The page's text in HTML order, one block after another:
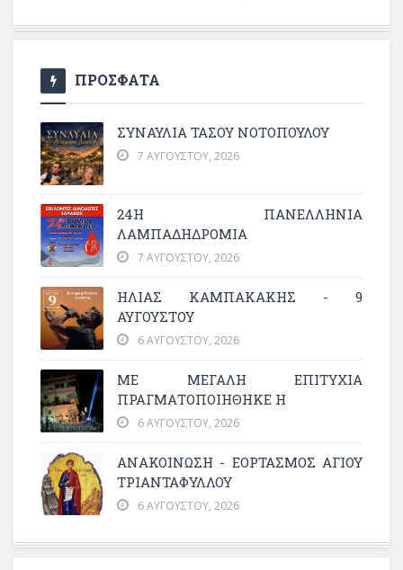
ΠΡΟΣΦΑΤΑ
ΣΥΝΑΥΛΙΑ ΤΑΣΟΥ ΝΟΤΟΠΟΥΛΟΥ
7 ΑΥΓΟΎΣΤΟΥ, 2026
24Η ΠΑΝΕΛΛΗΝΙΑ
ΛΑΜΠΑΔΗΔΡΟΜΙΑ
7 ΑΥΓΟΎΣΤΟΥ, 2026
ΗΛΙΑΣ ΚΑΜΠΑΚΑΚΗΣ - 9
ΑΥΓΟΥΣΤΟΥ
6 ΑΥΓΟΎΣΤΟΥ, 2026
ΜΕ ΜΕΓΆΛΗ ΕΠΙΤΥΧΊΑ
ΠΡΑΓΜΑΤΟΠΟΙΉΘΗΚΕ Η
6 ΑΥΓΟΎΣΤΟΥ, 2026
ΑΝΑΚΟΙΝΩΣΗ - ΕΟΡΤΑΣΜΟΣ ΑΓΙΟΥ
ΤΡΙΑΝΤΑΦΥΛΛΟΥ
6 ΑΥΓΟΎΣΤΟΥ, 2026